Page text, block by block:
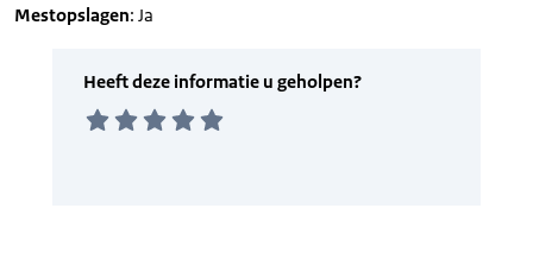
Mestopslagen: Ja